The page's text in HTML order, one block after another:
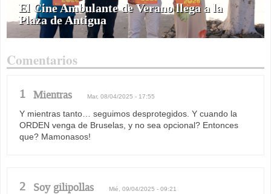
El Cine Ambulante de Verano llega a la
Plaza de Antigua
Comentarios
1 Mientras Mar, 08/04/2025 - 17:55
Y mientras tanto… seguimos desprotegidos. Y cuando la
ORDEN venga de Bruselas, y no sea opcional? Entonces
que? Mamonasos!
2 Soy gilipollas Mié, 09/04/2025 - 09:21